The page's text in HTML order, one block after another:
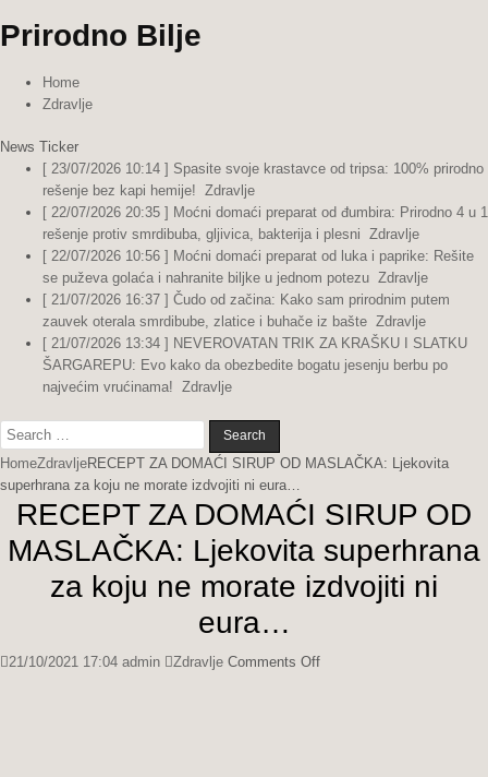
Prirodno Bilje
Home
Zdravlje
News Ticker
[ 23/07/2026 10:14 ] Spasite svoje krastavce od tripsa: 100% prirodno
rešenje bez kapi hemije! Zdravlje
[ 22/07/2026 20:35 ] Moćni domaći preparat od đumbira: Prirodno 4 u 1
rešenje protiv smrdibuba, gljivica, bakterija i plesni Zdravlje
[ 22/07/2026 10:56 ] Moćni domaći preparat od luka i paprike: Rešite
se puževa golaća i nahranite biljke u jednom potezu Zdravlje
[ 21/07/2026 16:37 ] Čudo od začina: Kako sam prirodnim putem
zauvek oterala smrdibube, zlatice i buhače iz bašte Zdravlje
[ 21/07/2026 13:34 ] NEVEROVATAN TRIK ZA KRAŠKU I SLATKU
ŠARGAREPU: Evo kako da obezbedite bogatu jesenju berbu po
najvećim vrućinama! Zdravlje
Search
for:
HomeZdravljeRECEPT ZA DOMAĆI SIRUP OD MASLAČKA: Ljekovita
superhrana za koju ne morate izdvojiti ni eura…
RECEPT ZA DOMAĆI SIRUP OD
MASLAČKA: Ljekovita superhrana
za koju ne morate izdvojiti ni
eura…
21/10/2021 17:04 admin Zdravlje Comments Offon